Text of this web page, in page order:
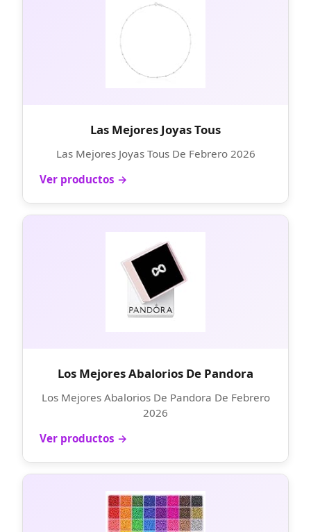
Las Mejores Joyas Tous
Las Mejores Joyas Tous De Febrero 2026
Ver productos →
Los Mejores Abalorios De Pandora
Los Mejores Abalorios De Pandora De Febrero
2026
Ver productos →